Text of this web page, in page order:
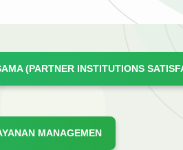
(PARTNER INSTITUTIONS
MANAGEMEN